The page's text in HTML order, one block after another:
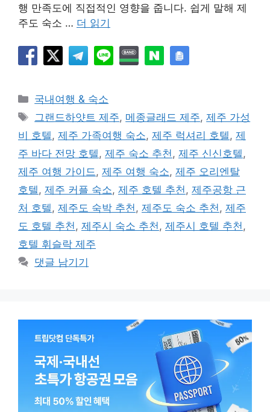
행 만족도에 직접적인 영향을 줍니다. 쉽게 말해 제
주도 숙소 … 더 읽기
카
테
리
국내여행 & 숙소
태
그
그랜드하얏트 제주, 메종글래드 제주,제주 가성
비 호텔, 제주 가족여행 숙소, 제주 럭셔리 호텔, 제
주 바다 전망 호텔, 제주 숙소 추천, 제주 신신호텔,
제주 여행 가이드, 제주 여행 숙소, 제주 오리엔탈
호텔, 제주 커플 숙소, 제주 호텔 추천, 제주공항 근
처 호텔, 제주도 숙박 추천, 제주도 숙소 추천, 제주
도 호텔 추천, 제주시 숙소 추천, 제주시 호텔 추천,
호텔 휘슬락 제주
댓글 남기기